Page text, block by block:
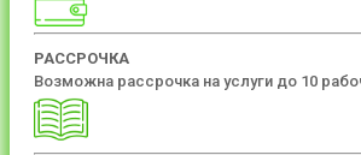
РАССРОЧКА
Возможна рассрочка на услуги до 10